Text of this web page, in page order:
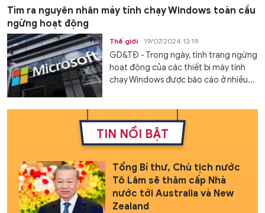
Tìm ra nguyên nhân máy tính chạy Windows toàn cầu
ngừng hoạt động
Thế giới 19/07/2024 13:19
GD&TĐ - Trong ngày, tình trạng ngừng
hoạt động của các thiết bị máy tính
chạy Windows được báo cáo ở nhiều...
TIN NỔI BẬT
Tổng Bí thư, Chủ tịch nước
Tô Lâm sẽ thăm cấp Nhà
nước tới Australia và New
Zealand